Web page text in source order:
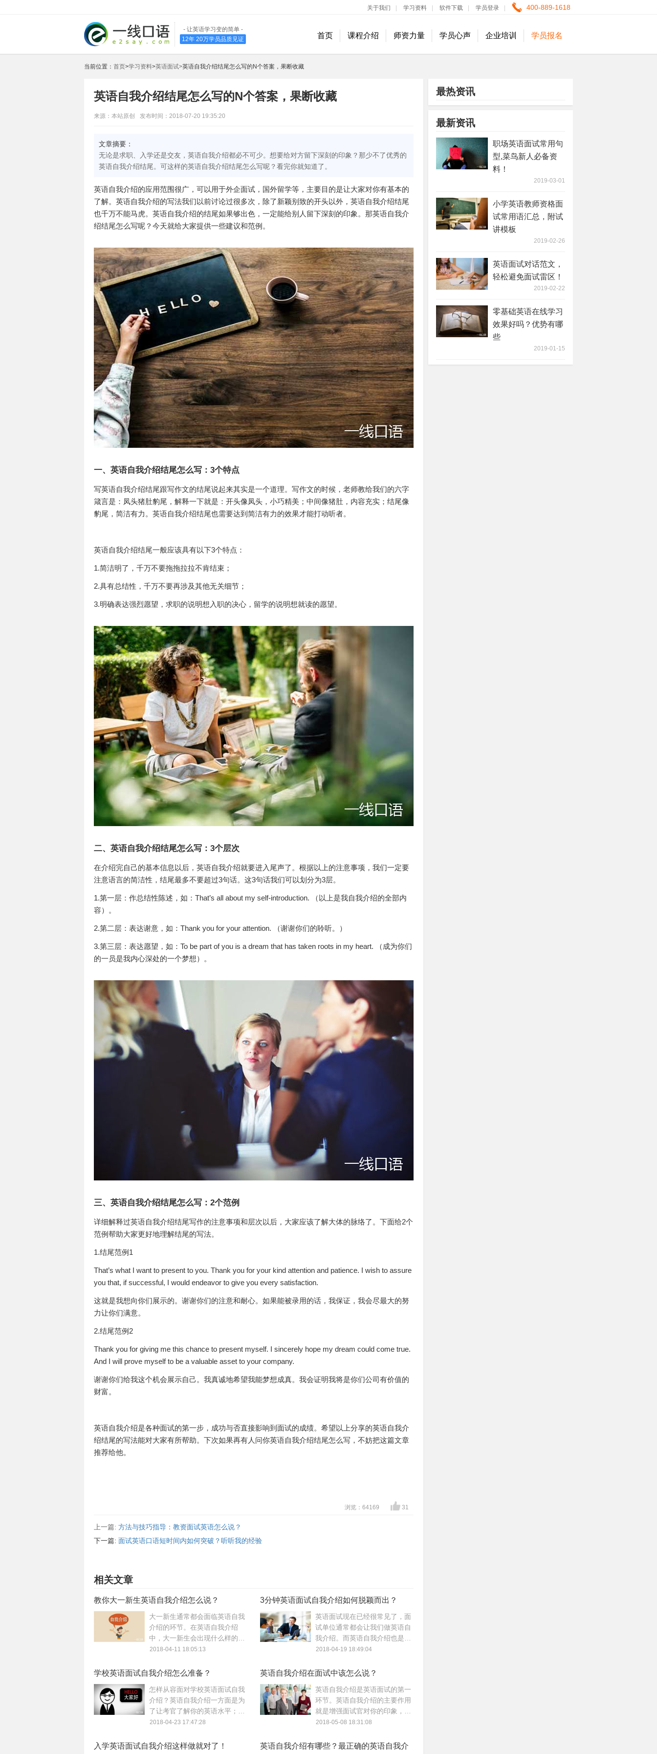
关于我们 学习资料 软件下载 学员登录 400-889-1618
- 让英语学习变的简单 -
12年 20万学员品质见证
首页 课程介绍 师资力量 学员心声 企业培训 学员报名
当前位置： 首页>学习资料>英语面试>英语自我介绍结尾怎么写的N个答案，果断收藏
英语自我介绍结尾怎么写的N个答案，果断收藏
来源：本站原创 发布时间：2018-07-20 19:35:20
文章摘要：
无论是求职、入学还是交友，英语自我介绍都必不可少。想要给对方留下深刻的印象？那少不了优秀的
英语自我介绍结尾。可这样的英语自我介绍结尾怎么写呢？看完你就知道了。
英语自我介绍的应用范围很广，可以用于外企面试，国外留学等，主要目的是让大家对你有基本的
了解。英语自我介绍的写法我们以前讨论过很多次，除了新颖别致的开头以外，英语自我介绍结尾
也千万不能马虎。英语自我介绍的结尾如果够出色，一定能给别人留下深刻的印象。那英语自我介
绍结尾怎么写呢？今天就给大家提供一些建议和范例。
一、英语自我介绍结尾怎么写：3个特点
写英语自我介绍结尾跟写作文的结尾说起来其实是一个道理。写作文的时候，老师教给我们的六字
箴言是：凤头猪肚豹尾，解释一下就是：开头像凤头，小巧精美；中间像猪肚，内容充实；结尾像
豹尾，简洁有力。英语自我介绍结尾也需要达到简洁有力的效果才能打动听者。
英语自我介绍结尾一般应该具有以下3个特点：
1.简洁明了，千万不要拖拖拉拉不肯结束；
2.具有总结性，千万不要再涉及其他无关细节；
3.明确表达强烈愿望，求职的说明想入职的决心，留学的说明想就读的愿望。
二、英语自我介绍结尾怎么写：3个层次
在介绍完自己的基本信息以后，英语自我介绍就要进入尾声了。根据以上的注意事项，我们一定要
注意语言的简洁性，结尾最多不要超过3句话。这3句话我们可以划分为3层。
1.第一层：作总结性陈述，如：That’s all about my self-introduction. （以上是我自我介绍的全部内
容）。
2.第二层：表达谢意，如：Thank you for your attention. （谢谢你们的聆听。）
3.第三层：表达愿望，如：To be part of you is a dream that has taken roots in my heart. （成为你们
的一员是我内心深处的一个梦想）。
三、英语自我介绍结尾怎么写：2个范例
详细解释过英语自我介绍结尾写作的注意事项和层次以后，大家应该了解大体的脉络了。下面给2个
范例帮助大家更好地理解结尾的写法。
1.结尾范例1
That’s what I want to present to you. Thank you for your kind attention and patience. I wish to assure
you that, if successful, I would endeavor to give you every satisfaction.
这就是我想向你们展示的。谢谢你们的注意和耐心。如果能被录用的话，我保证，我会尽最大的努
力让你们满意。
2.结尾范例2
Thank you for giving me this chance to present myself. I sincerely hope my dream could come true.
And I will prove myself to be a valuable asset to your company.
谢谢你们给我这个机会展示自己。我真诚地希望我能梦想成真。我会证明我将是你们公司有价值的
财富。
英语自我介绍是各种面试的第一步，成功与否直接影响到面试的成绩。希望以上分享的英语自我介
绍结尾的写法能对大家有所帮助。下次如果再有人问你英语自我介绍结尾怎么写，不妨把这篇文章
推荐给他。
浏览：64169 31
上一篇: 方法与技巧指导：教资面试英语怎么说？
下一篇: 面试英语口语短时间内如何突破？听听我的经验
相关文章
教你大一新生英语自我介绍怎么说？
大一新生通常都会面临英语自我
介绍的环节。在英语自我介绍
中，大一新生会出现什么样的窘
态呢？又该怎么样准备英语自我
英语自我介绍怎么说？
2018-04-11 18:05:13
3分钟英语面试自我介绍如何脱颖而出？
英语面试现在已经很常见了，面
试单位通常都会让我们做英语自
我介绍。而英语自我介绍也是面
试之前必须要准备的。通过这种
核你的专业能力、自信程度、礼
英语自我介绍背后体现的思维模
式才是面试官想要考察的。
2018-04-19 18:49:04
学校英语面试自我介绍怎么准备？
怎样从容面对学校英语面试自我
介绍？英语自我介绍一方面是为
了让考官了解你的英语水平；另
一方面是为了展现你的基本信
我介绍让考官印象深刻？
2018-04-23 17:47:28
英语自我介绍在面试中该怎么说？
英语自我介绍是英语面试的第一
环节。英语自我介绍的主要作用
就是增强面试官对你的印象，所
以好好准备英语面试自我介绍。
在面试中该怎么说？
2018-05-08 18:31:08
入学英语面试自我介绍这样做就对了！ 英语自我介绍有哪些？最正确的英语自我介
最热资讯
最新资讯
职场英语面试常用句
型,菜鸟新人必备资
料！
2019-03-01
小学英语教师资格面
试常用语汇总，附试
讲模板
2019-02-26
英语面试对话范文，
轻松避免面试雷区！
2019-02-22
零基础英语在线学习
效果好吗？优势有哪
些
2019-01-15